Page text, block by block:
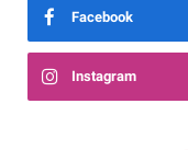
Facebook
Instagram